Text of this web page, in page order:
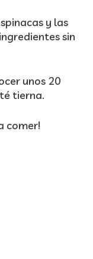
y las
sin
unos 20
tierna.
comer!